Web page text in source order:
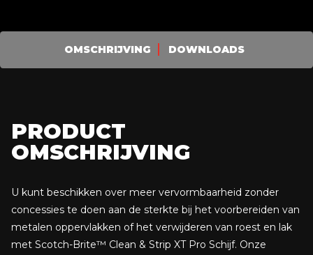
OMSCHRIJVING DOWNLOADS
PRODUCT
OMSCHRIJVING
U kunt beschikken over meer vervormbaarheid zonder
concessies te doen aan de sterkte bij het voorbereiden van
metalen oppervlakken of het verwijderen van roest en lak
met Scotch-Brite™ Clean & Strip XT Pro Schijf. Onze